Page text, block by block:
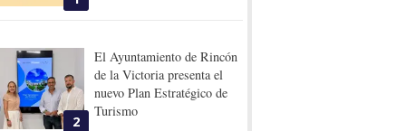
2
El Ayuntamiento de Rincón
de la Victoria presenta el
nuevo Plan Estratégico de
Turismo